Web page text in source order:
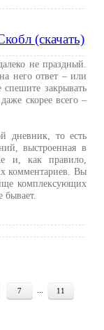
(скачать)
не праздный.
него ответ – или
спешите закрывать
скорее всего –
дневник, то есть
выстроенная в
и, как правило,
комментариев. Вы
комплексующих
7 11